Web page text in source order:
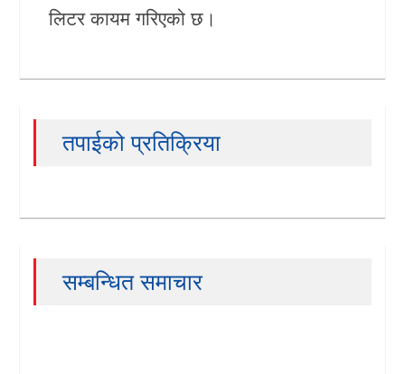
लिटर कायम गरिएको छ।
तपाईको प्रतिक्रिया
सम्बन्धित समाचार